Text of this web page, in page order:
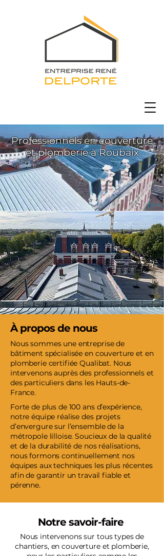
Professionnels en couverture
et plomberie à Roubaix
À propos de nous
Nous sommes une entreprise de
bâtiment spécialisée en couverture et en
plomberie certifiée Qualibat. Nous
intervenons auprès des professionnels et
des particuliers dans les Hauts-de-
France.
Forte de plus de 100 ans d’expérience,
notre équipe réalise des projets
d’envergure sur l’ensemble de la
métropole lilloise. Soucieux de la qualité
et de la durabilité de nos réalisations,
nous formons continuellement nos
équipes aux techniques les plus récentes
afin de garantir un travail fiable et
pérenne.
Notre savoir-faire
Nous intervenons sur tous types de
chantiers, en couverture et plomberie,